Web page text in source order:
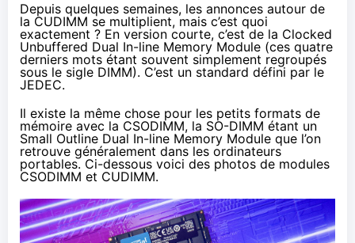
Depuis quelques semaines, les annonces autour de
la CUDIMM se multiplient, mais c’est quoi
exactement ? En version courte, c’est de la Clocked
Unbuffered Dual In-line Memory Module (ces quatre
derniers mots étant souvent simplement regroupés
sous le sigle DIMM). C’est un standard défini par le
JEDEC.
Il existe la même chose pour les petits formats de
mémoire avec la CSODIMM, la SO-DIMM étant un
Small Outline Dual In-line Memory Module que l’on
retrouve généralement dans les ordinateurs
portables. Ci-dessous voici des photos de modules
CSODIMM et CUDIMM.